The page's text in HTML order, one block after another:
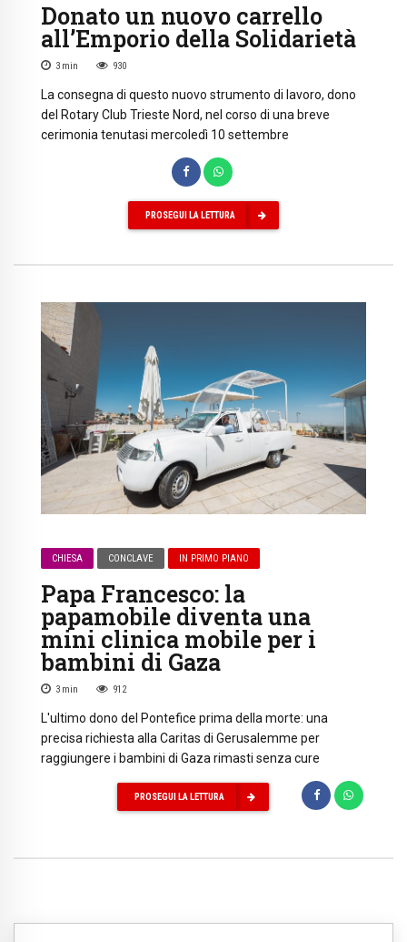
Donato un nuovo carrello
all’Emporio della Solidarietà
3 min 930
La consegna di questo nuovo strumento di lavoro, dono
del Rotary Club Trieste Nord, nel corso di una breve
cerimonia tenutasi mercoledì 10 settembre
PROSEGUI LA LETTURA
CHIESA CONCLAVE IN PRIMO PIANO
Papa Francesco: la
papamobile diventa una
mini clinica mobile per i
bambini di Gaza
3 min 912
L'ultimo dono del Pontefice prima della morte: una
precisa richiesta alla Caritas di Gerusalemme per
raggiungere i bambini di Gaza rimasti senza cure
PROSEGUI LA LETTURA